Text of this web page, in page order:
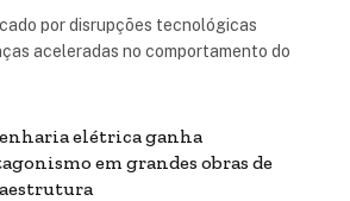
por disrupções tecnológicas
aceleradas no comportamento do
elétrica ganha
em grandes obras de